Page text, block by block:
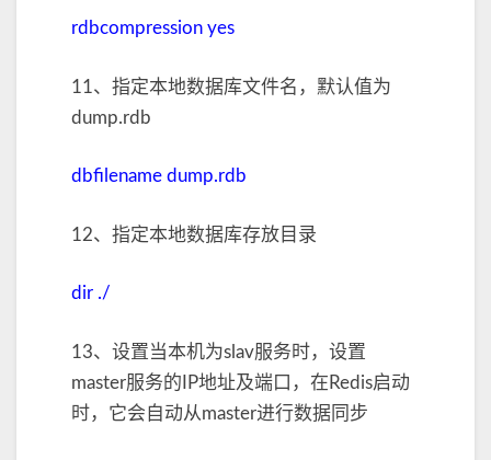
rdbcompression yes
11、指定本地数据库文件名，默认值为
dump.rdb
dbfilename dump.rdb
12、指定本地数据库存放目录
dir ./
13、设置当本机为slav服务时，设置
master服务的IP地址及端口，在Redis启动
时，它会自动从master进行数据同步